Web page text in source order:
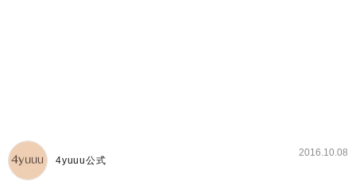
4yuuu公式
2016.10.08